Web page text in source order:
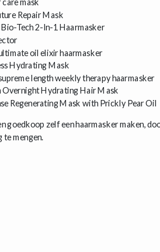
Repair Mask
Tech 2-In-1 Haarmasker
oil elixir haarmasker
Hydrating Mask
length weekly therapy haarmasker
Overnight Hydrating Hair Mask
Regenerating Mask with Prickly Pear Oil
goedkoop zelf een haarmasker maken,
mengen.